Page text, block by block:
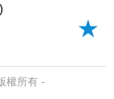
權所有 -